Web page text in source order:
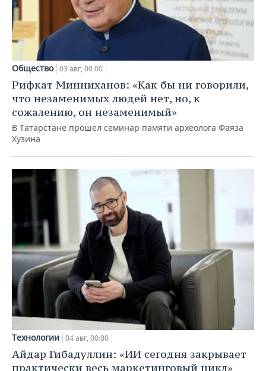
Общество 03 авг, 00:00
Рифкат Минниханов: «Как бы ни говорили,
что незаменимых людей нет, но, к
сожалению, он незаменимый»
В Татарстане прошел семинар памяти археолога Фаяза
Хузина
Технологии 04 авг, 00:00
Айдар Гибадуллин: «ИИ сегодня закрывает
практически весь маркетинговый цикл»